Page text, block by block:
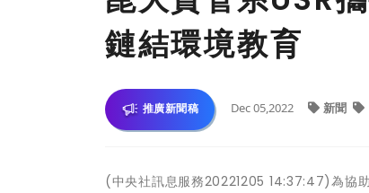
鏈結環境教育
推廣新聞稿 Dec 05,2022 新聞
(中央社訊息服務20221205 14:37:47)為協